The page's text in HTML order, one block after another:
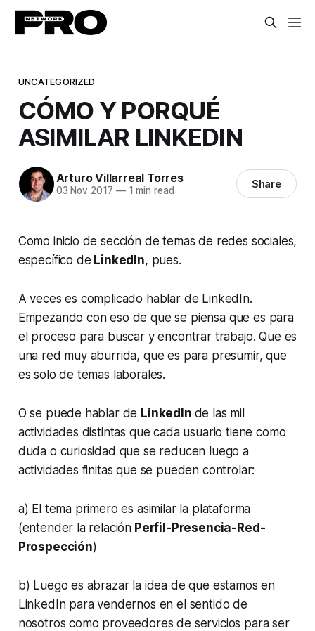
UNCATEGORIZED
CÓMO Y PORQUÉ
ASIMILAR LINKEDIN
Arturo Villarreal Torres
03 Nov 2017 —1 min read Share
Como inicio de sección de temas de redes sociales,
específico de LinkedIn, pues.
A veces es complicado hablar de LinkedIn.
Empezando con eso de que se piensa que es para
el proceso para buscar y encontrar trabajo. Que es
una red muy aburrida, que es para presumir, que
es solo de temas laborales.
O se puede hablar de LinkedIn de las mil
actividades distintas que cada usuario tiene como
duda o curiosidad que se reducen luego a
actividades finitas que se pueden controlar:
a) El tema primero es asimilar la plataforma
(entender la relación Perfil-Presencia-Red-
Prospección)
b) Luego es abrazar la idea de que estamos en
LinkedIn para vendernos en el sentido de
nosotros como proveedores de servicios para ser